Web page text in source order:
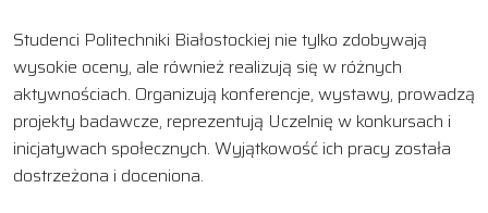
Studenci Politechniki Białostockiej nie tylko zdobywają
wysokie oceny, ale również realizują się w różnych
aktywnościach. Organizują konferencje, wystawy, prowadzą
projekty badawcze, reprezentują Uczelnię w konkursach i
inicjatywach społecznych. Wyjątkowość ich pracy została
dostrzeżona i doceniona.